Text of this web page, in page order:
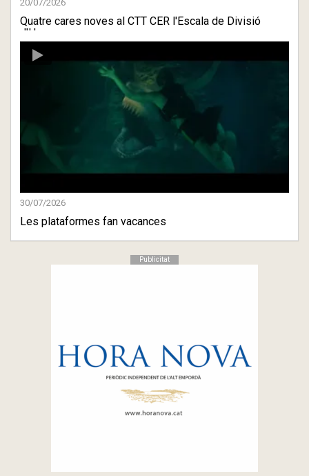
20/07/2026
Quatre cares noves al CTT CER l'Escala de Divisió
d'Honor
30/07/2026
Les plataformes fan vacances
Publicitat